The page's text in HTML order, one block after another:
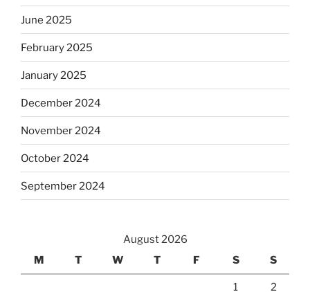
June 2025
February 2025
January 2025
December 2024
November 2024
October 2024
September 2024
August 2026
M
T W T F S S
1 2